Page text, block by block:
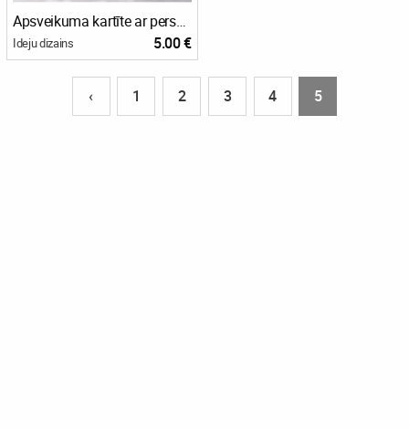
Apsveikuma kartīte ar personalizējamu vārdu
Ideju dizains 5.00 €
‹ 1 2 3 4 5